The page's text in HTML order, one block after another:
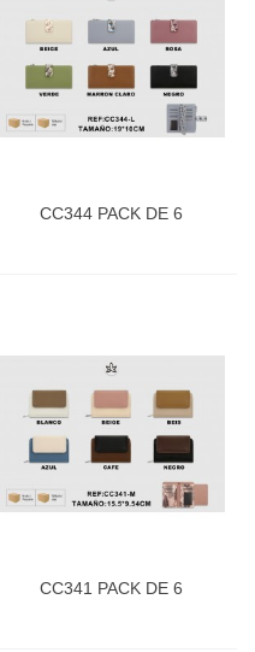
CC344 PACK DE 6
CC341 PACK DE 6